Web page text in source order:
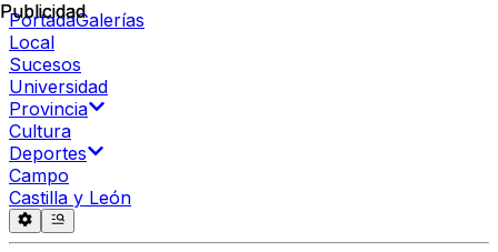
PortadaGalerías
Local
Sucesos
Universidad
Provincia
Cultura
Deportes
Campo
Castilla y León
Publicidad
Publicidad